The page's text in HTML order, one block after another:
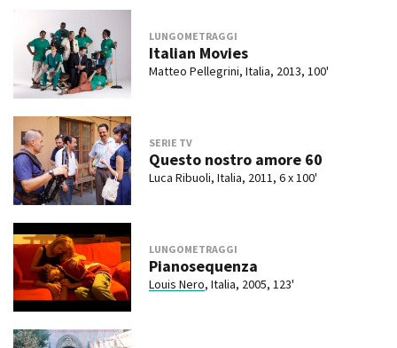
LUNGOMETRAGGI
Italian Movies
Matteo Pellegrini, Italia, 2013, 100'
SERIE TV
Questo nostro amore 60
Luca Ribuoli, Italia, 2011, 6 x 100'
LUNGOMETRAGGI
Pianosequenza
Louis Nero, Italia, 2005, 123'